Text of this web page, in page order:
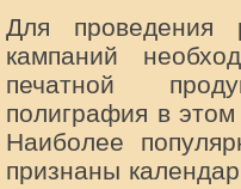
Для проведения
кампаний
печатной
полиграфия в
Наиболее
признаны